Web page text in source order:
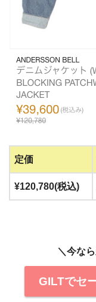
定価
¥120,780(税込)
＼今な
GILTでセ